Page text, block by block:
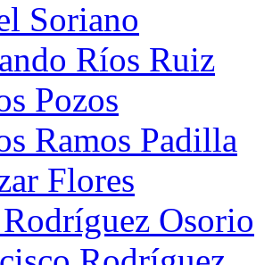
Soriano
Ríos Ruiz
Pozos
Ramos Padilla
Flores
Osorio